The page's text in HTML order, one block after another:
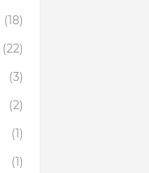
(18)
(22)
(3)
(2)
(1)
(1)